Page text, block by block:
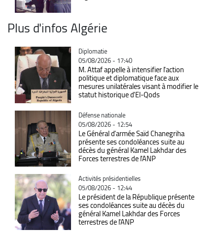
Plus d'infos Algérie
Catégorie
Diplomatie
05/08/2026 - 17:40
M. Attaf appelle à intensifier l'action
politique et diplomatique face aux
mesures unilatérales visant à modifier le
statut historique d'El-Qods
Catégorie
Défense nationale
05/08/2026 - 12:54
Le Général d'armée Saïd Chanegriha
présente ses condoléances suite au
décès du général Kamel Lakhdar des
Forces terrestres de l'ANP
Catégorie
Activités présidentielles
05/08/2026 - 12:44
Le président de la République présente
ses condoléances suite au décès du
général Kamel Lakhdar des Forces
terrestres de l'ANP